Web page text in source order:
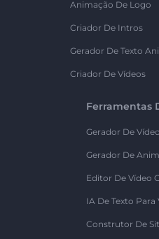
Animação De Logo
Criador De Intros
Gerador De Texto
Criador De Vídeos
Ferramentas
Gerador De
Gerador De
Editor De Vídeo
IA De Texto Para
Construtor De